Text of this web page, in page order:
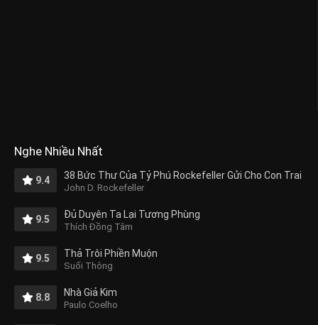
Nghe Nhiều Nhất
9.4 38 Bức Thư Của Tỷ Phú Rockefeller Gửi Cho Con Trai
John D. Rockefeller
9.5 Đủ Duyên Ta Lại Tương Phùng
Thích Đồng Tâm
9.5 Thả Trôi Phiền Muộn
Suối Thông
8.8 Nhà Giả Kim
Paulo Coelho